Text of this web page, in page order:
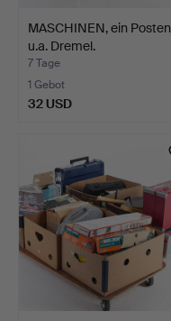
MASCHINEN, ein Posten
u.a. Dremel.
7 Tage
1 Gebot
32 USD